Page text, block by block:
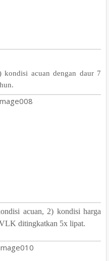
kondisi acuan dengan daur 7
acuan, 2) kondisi harga
ditingkatkan 5x lipat.